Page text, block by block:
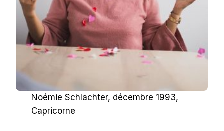
Noémie Schlachter, décembre 1993,
Capricorne